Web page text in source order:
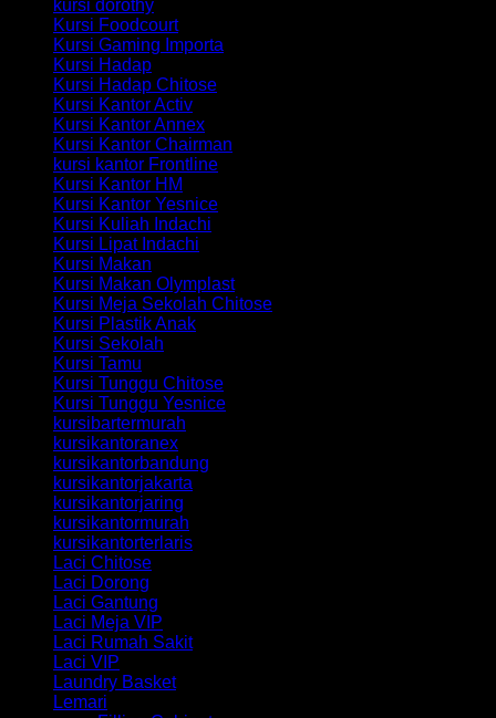
kursi dorothy
Kursi Foodcourt
Kursi Gaming Importa
Kursi Hadap
Kursi Hadap Chitose
Kursi Kantor Activ
Kursi Kantor Annex
Kursi Kantor Chairman
kursi kantor Frontline
Kursi Kantor HM
Kursi Kantor Yesnice
Kursi Kuliah Indachi
Kursi Lipat Indachi
Kursi Makan
Kursi Makan Olymplast
Kursi Meja Sekolah Chitose
Kursi Plastik Anak
Kursi Sekolah
Kursi Tamu
Kursi Tunggu Chitose
Kursi Tunggu Yesnice
kursibartermurah
kursikantoranex
kursikantorbandung
kursikantorjakarta
kursikantorjaring
kursikantormurah
kursikantorterlaris
Laci Chitose
Laci Dorong
Laci Gantung
Laci Meja VIP
Laci Rumah Sakit
Laci VIP
Laundry Basket
Lemari